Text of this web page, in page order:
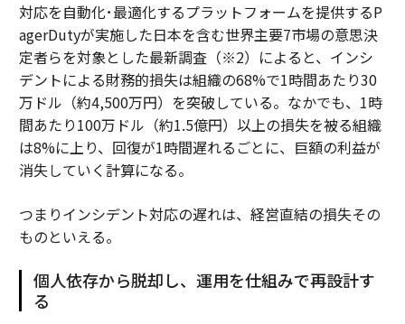
対応を自動化･最適化するプラットフォームを提供するP
agerDutyが実施した日本を含む世界主要7市場の意思決
定者らを対象とした最新調査（※2）によると、インシ
デントによる財務的損失は組織の68%で1時間あたり30
万ドル（約4,500万円）を突破している。なかでも、1時
間あたり100万ドル（約1.5億円）以上の損失を被る組織
は8%に上り、回復が1時間遅れるごとに、巨額の利益が
消失していく計算になる。
つまりインシデント対応の遅れは、経営直結の損失その
ものといえる。
個人依存から脱却し、運用を仕組みで再設計す
る